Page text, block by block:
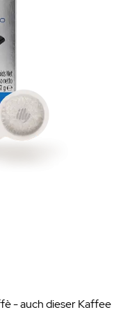
- auch dieser Kaffee